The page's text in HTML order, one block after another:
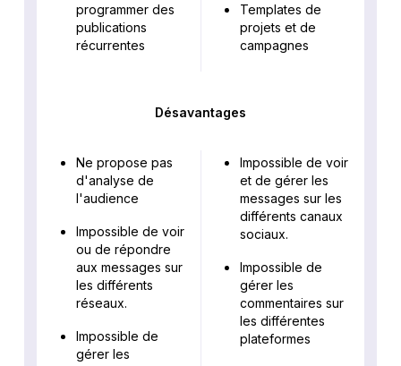
programmer des
publications
récurrentes
Templates de
projets et de
campagnes
Désavantages
Ne propose pas
d'analyse de
l'audience
Impossible de voir
ou de répondre
aux messages sur
les différents
réseaux.
Impossible de
gérer les
Impossible de voir
et de gérer les
messages sur les
différents canaux
sociaux.
Impossible de
gérer les
commentaires sur
les différentes
plateformes